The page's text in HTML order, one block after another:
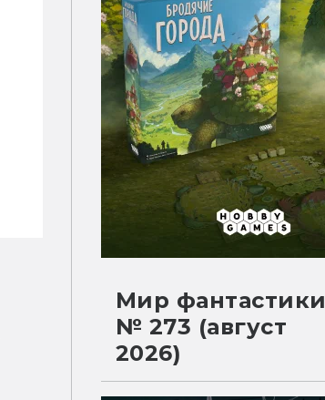
Мир фантастики
№ 273 (август
2026)